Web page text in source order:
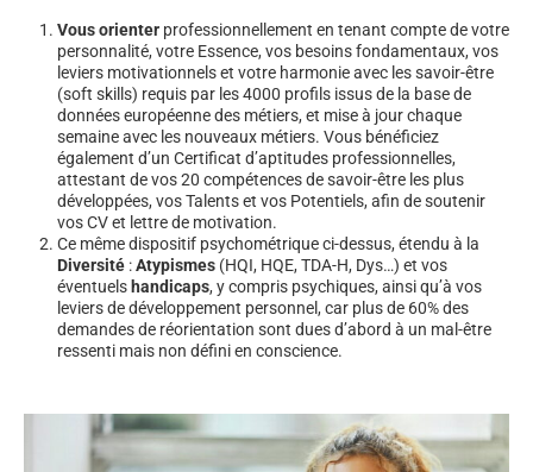
Vous orienter professionnellement en tenant compte de votre
personnalité, votre Essence, vos besoins fondamentaux, vos
leviers motivationnels et votre harmonie avec les savoir-être
(soft skills) requis par les 4000 profils issus de la base de
données européenne des métiers, et mise à jour chaque
semaine avec les nouveaux métiers. Vous bénéficiez
également d’un Certificat d’aptitudes professionnelles,
attestant de vos 20 compétences de savoir-être les plus
développées, vos Talents et vos Potentiels, afin de soutenir
vos CV et lettre de motivation.
Ce même dispositif psychométrique ci-dessus, étendu à la
Diversité :Atypismes (HQI, HQE, TDA-H, Dys…) et vos
éventuels handicaps, y compris psychiques, ainsi qu’à vos
leviers de développement personnel, car plus de 60% des
demandes de réorientation sont dues d’abord à un mal-être
ressenti mais non défini en conscience.